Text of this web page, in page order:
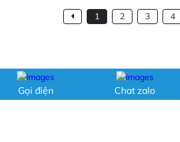
1 2 3 4
MÁNG TRƯỢT CÔNG
Gọi điện Chat zalo